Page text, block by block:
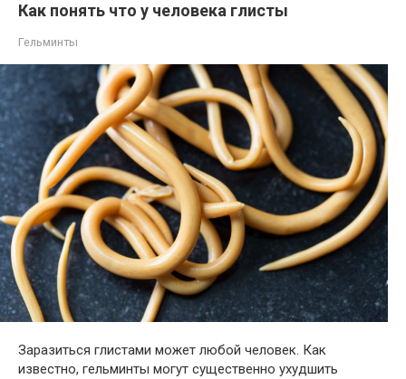
Как понять что у человека глисты
Гельминты
Заразиться глистами может любой человек. Как
известно, гельминты могут существенно ухудшить